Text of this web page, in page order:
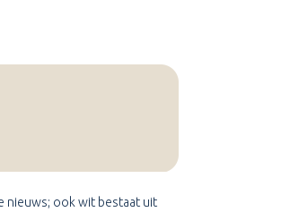
nieuws; ook wit bestaat uit